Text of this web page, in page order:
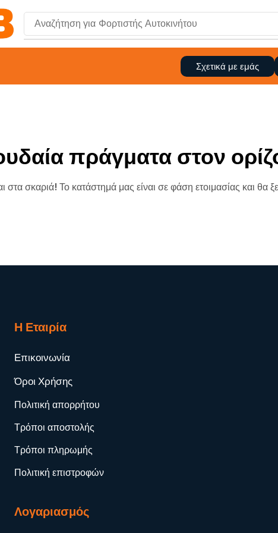
Αναζήτηση για Φορτιστής Αυτοκινήτου
Σχετικά με εμάς
πράγματα στον
στα σκαριά! Το κατάστημά μας είναι σε φάση ετοιμασίας και θα
Η Εταιρία
Επικοινωνία
Όροι Χρήσης
Πολιτική απορρήτου
Τρόποι αποστολής
Τρόποι πληρωμής
Πολιτική επιστροφών
Λογαριασμός